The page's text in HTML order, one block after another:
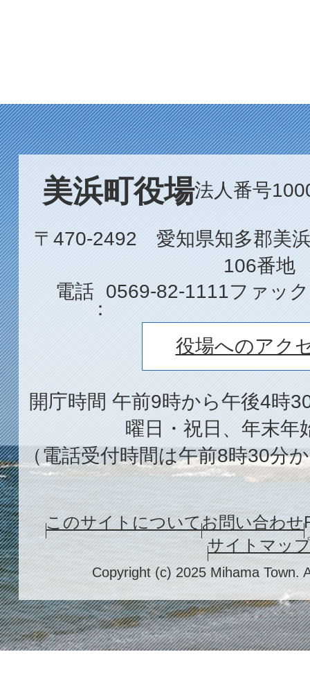
美浜町役場法人番号
〒470-2492 愛知県知多郡美
106番地
電話
0569-82-1111ファッ
役場へのアク
開庁時間 午前9時から午後4時
曜日・祝日、年末年
（電話受付時間は午前8時30分
このサイトについてお問い合わせ
サイトマッ
Copyright (c) 2025 Mihama Town.